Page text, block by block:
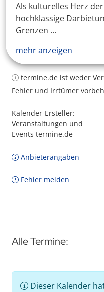
Als kulturelles Herz
hochklassige
Grenzen ...
mehr anzeigen
termine.de ist weder
Fehler und Irrtümer
Kalender-Ersteller:
Veranstaltungen und
Events termine.de
Anbieterangaben
Fehler melden
Alle Termine:
Dieser Kalender